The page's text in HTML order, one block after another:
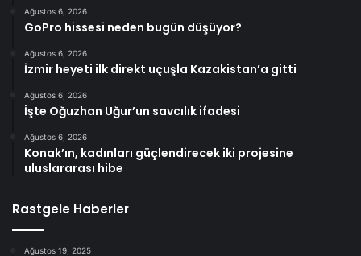
Ağustos 6, 2026
GoPro hissesi neden bugün düşüyor?
Ağustos 6, 2026
İzmir heyeti ilk direkt uçuşla Kazakistan’a gitti
Ağustos 6, 2026
İşte Oğuzhan Uğur’un savcılık ifadesi
Ağustos 6, 2026
Konak’ın, kadınları güçlendirecek iki projesine
uluslararası hibe
Rastgele Haberler
Ağustos 19, 2025